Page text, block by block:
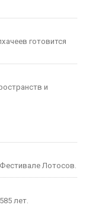
24" от
стран мира в...